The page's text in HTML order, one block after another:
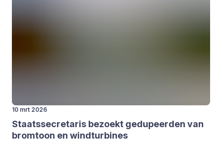
10 mrt 2026
Staats­se­cre­ta­ris bezoekt gedu­peer­den van
brom­toon en wind­tur­bi­nes